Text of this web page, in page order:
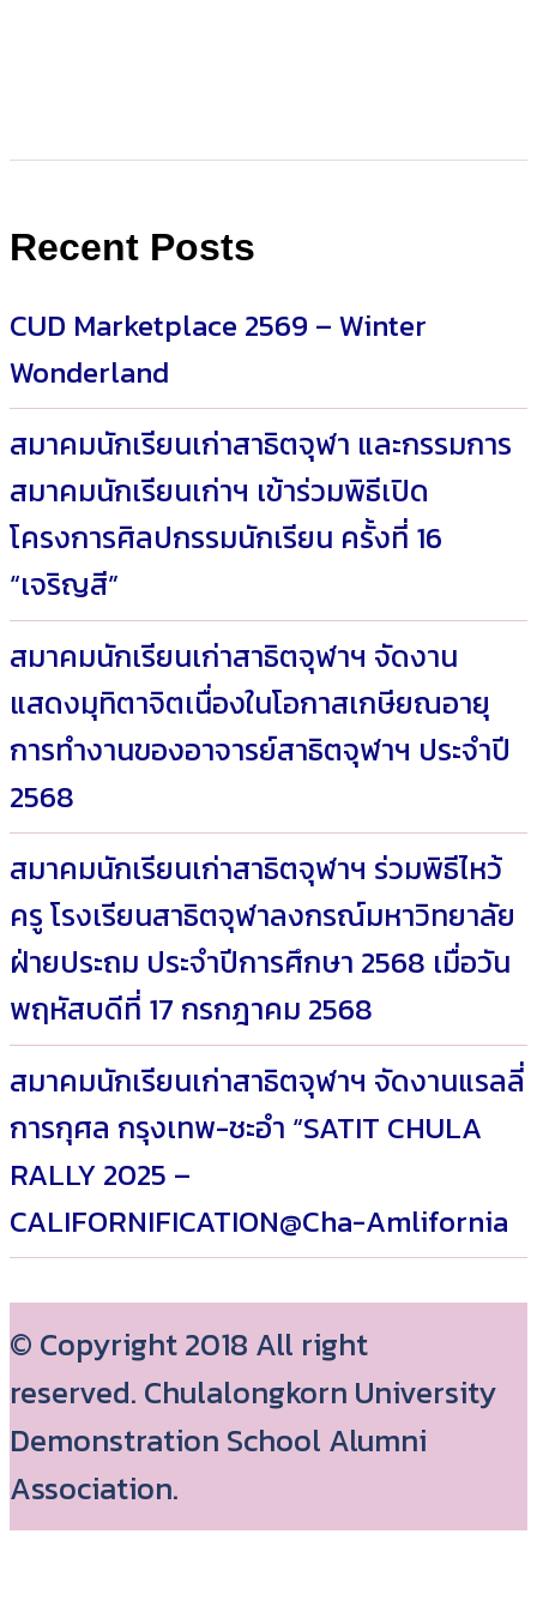
Recent Posts
CUD Marketplace 2569 – Winter
Wonderland
สมาคมนักเรียนเก่าสาธิตจุฬา และกรรมการ
สมาคมนักเรียนเก่าฯ เข้าร่วมพิธีเปิด
โครงการศิลปกรรมนักเรียน ครั้งที่ 16
“เจริญสี”
สมาคมนักเรียนเก่าสาธิตจุฬาฯ จัดงาน
แสดงมุทิตาจิตเนื่องในโอกาสเกษียณอายุ
การทำงานของอาจารย์สาธิตจุฬาฯ ประจำปี
2568
สมาคมนักเรียนเก่าสาธิตจุฬาฯ ร่วมพิธีไหว้
ครู โรงเรียนสาธิตจุฬาลงกรณ์มหาวิทยาลัย
ฝ่ายประถม ประจำปีการศึกษา 2568 เมื่อวัน
พฤหัสบดีที่ 17 กรกฎาคม 2568
สมาคมนักเรียนเก่าสาธิตจุฬาฯ จัดงานแรลลี่
การกุศล กรุงเทพ-ชะอำ “SATIT CHULA
RALLY 2025 –
CALIFORNIFICATION@Cha-Amlifornia
© Copyright 2018 All right
reserved. Chulalongkorn University
Demonstration School Alumni
Association.